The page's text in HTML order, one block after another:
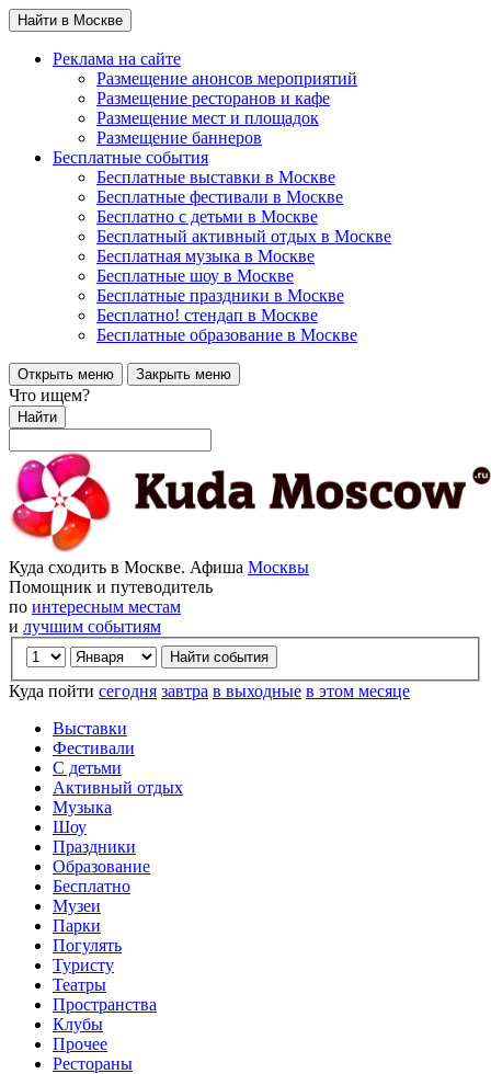
Найти в Москве
Реклама на сайте
Размещение анонсов мероприятий
Размещение ресторанов и кафе
Размещение мест и площадок
Размещение баннеров
Бесплатные события
Бесплатные выставки в Москве
Бесплатные фестивали в Москве
Бесплатно с детьми в Москве
Бесплатный активный отдых в Москве
Бесплатная музыка в Москве
Бесплатные шоу в Москве
Бесплатные праздники в Москве
Бесплатно! стендап в Москве
Бесплатные образование в Москве
Открыть меню Закрыть меню
Что ищем?
Найти
Куда сходить в Москве. Афиша Москвы
Помощник и путеводитель
по интересным местам
и лучшим событиям
Куда пойти сегодня завтра в выходные в этом месяце
Выставки
Фестивали
С детьми
Активный отдых
Музыка
Шоу
Праздники
Образование
Бесплатно
Музеи
Парки
Погулять
Туристу
Театры
Пространства
Клубы
Прочее
Рестораны